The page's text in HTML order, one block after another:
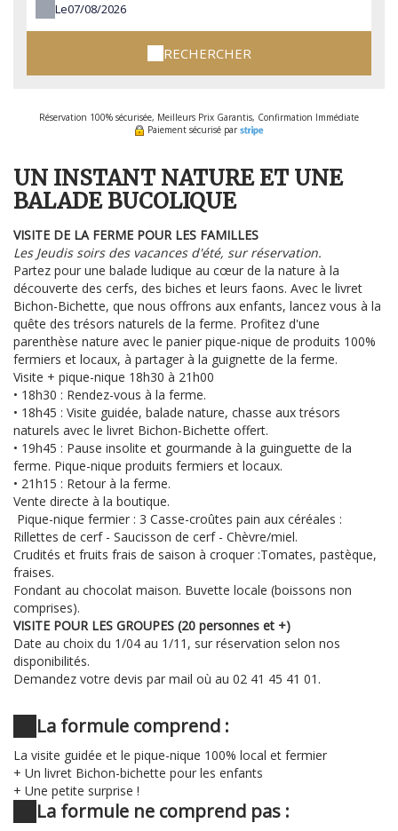
Le
RECHERCHER
Réservation 100% sécurisée, Meilleurs Prix Garantis, Confirmation Immédiate
Paiement sécurisé par
UN INSTANT NATURE ET UNE
BALADE BUCOLIQUE
VISITE DE LA FERME POUR LES FAMILLES
Les Jeudis soirs des vacances d'été, sur réservation.
Partez pour une balade ludique au cœur de la nature à la
découverte des cerfs, des biches et leurs faons. Avec le livret
Bichon-Bichette, que nous offrons aux enfants, lancez vous à la
quête des trésors naturels de la ferme. Profitez d'une
parenthèse nature avec le panier pique-nique de produits 100%
fermiers et locaux, à partager à la guignette de la ferme.
Visite + pique-nique 18h30 à 21h00
• 18h30 : Rendez-vous à la ferme.
• 18h45 : Visite guidée, balade nature, chasse aux trésors
naturels avec le livret Bichon-Bichette offert.
• 19h45 : Pause insolite et gourmande à la guinguette de la
ferme. Pique-nique produits fermiers et locaux.
• 21h15 : Retour à la ferme.
Vente directe à la boutique.
Pique-nique fermier : 3 Casse-croûtes pain aux céréales :
Rillettes de cerf - Saucisson de cerf - Chèvre/miel.
Crudités et fruits frais de saison à croquer :Tomates, pastèque,
fraises.
Fondant au chocolat maison. Buvette locale (boissons non
comprises).
VISITE POUR LES GROUPES (20 personnes et +)
Date au choix du 1/04 au 1/11, sur réservation selon nos
disponibilités.
Demandez votre devis par mail où au 02 41 45 41 01.
La formule comprend :
La visite guidée et le pique-nique 100% local et fermier
+ Un livret Bichon-bichette pour les enfants
+ Une petite surprise !
La formule ne comprend pas :